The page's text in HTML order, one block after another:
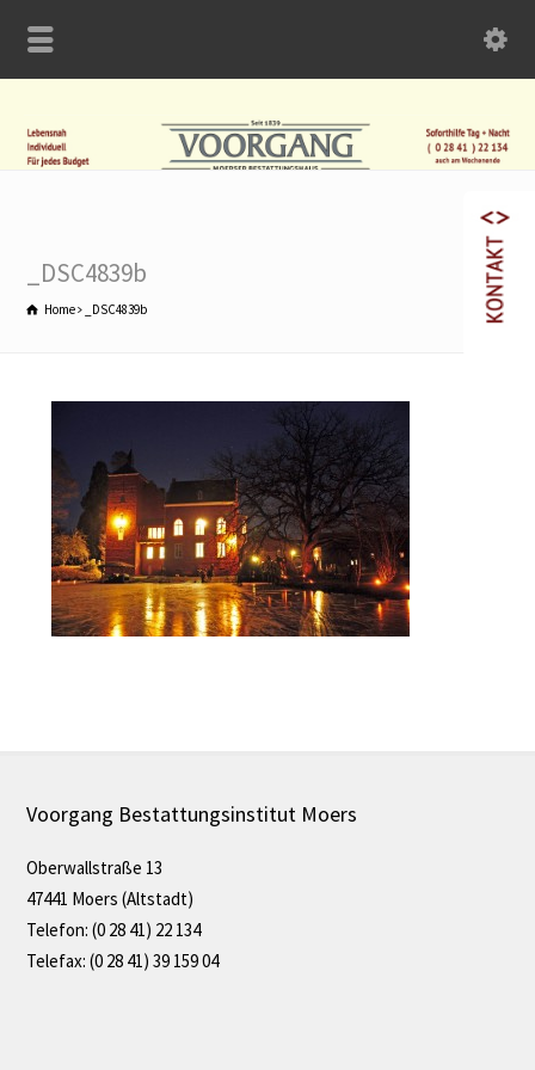
_DSC4839b
Home _DSC4839b
Voorgang Bestattungsinstitut Moers
Oberwallstraße 13
47441 Moers (Altstadt)
Telefon: (0 28 41) 22 134
Telefax: (0 28 41) 39 159 04